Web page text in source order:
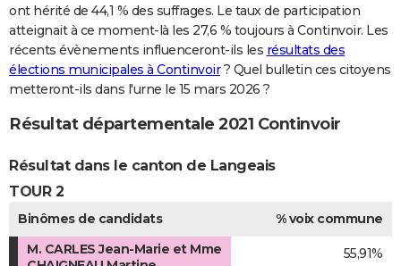
ont hérité de 44,1 % des suffrages. Le taux de participation
atteignait à ce moment-là les 27,6 % toujours à Continvoir. Les
récents évènements influenceront-ils les résultats des
élections municipales à Continvoir? Quel bulletin ces citoyens
metteront-ils dans l'urne le 15 mars 2026 ?
Résultat départementale 2021 Continvoir
Résultat dans le canton de Langeais
TOUR 2
Binômes de candidats
% voix commune
M. CARLES Jean-Marie et Mme
55,91%